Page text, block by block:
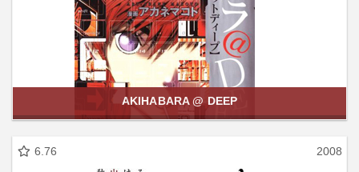
AKIHABARA @ DEEP
6.76 2008